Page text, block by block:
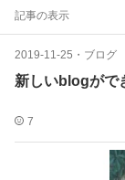
記事の表示
2019-11-25 ・ ブログ
新しいblogがで
7